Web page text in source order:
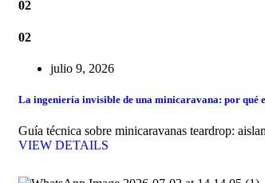
02
02
julio 9, 2026
La ingeniería invisible de una minicaravana: por qué
Guía técnica sobre minicaravanas teardrop:
VIEW DETAILS